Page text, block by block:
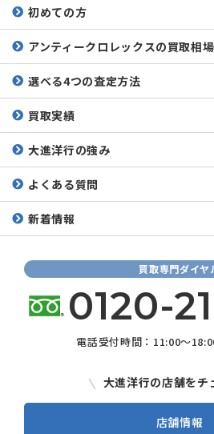
初めての方
アンティークロレックスの買取相
選べる4つの査定方法
買取実績
大進洋行の強み
よくある質問
新着情報
買取専門ダイヤ
0120-
電話受付時間：11:00～
大進洋行の店舗をチ
店舗情報